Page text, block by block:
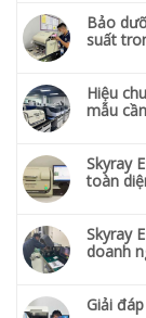
Bảo
suất
Hiệu
mẫu
Skyray
toàn
Skyray
doanh
Giải